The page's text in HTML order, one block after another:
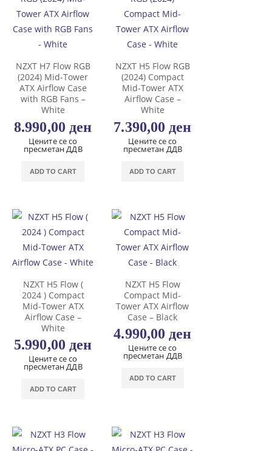
NZXT H7 Flow RGB
(2024) Mid-Tower
ATX Airflow Case
with RGB Fans –
White
8.990,00 ден
Цените се со
пресметан ДДВ
ADD TO CART
NZXT H5 Flow RGB
(2024) Compact
Mid-Tower ATX
Airflow Case –
White
7.390,00 ден
Цените се со
пресметан ДДВ
ADD TO CART
NZXT H5 Flow (
2024 ) Compact
Mid-Tower ATX
Airflow Case –
White
5.990,00 ден
Цените се со
пресметан ДДВ
ADD TO CART
NZXT H5 Flow
Compact Mid-
Tower ATX Airflow
Case – Black
4.990,00ден
Цените се со
пресметан ДДВ
ADD TO CART